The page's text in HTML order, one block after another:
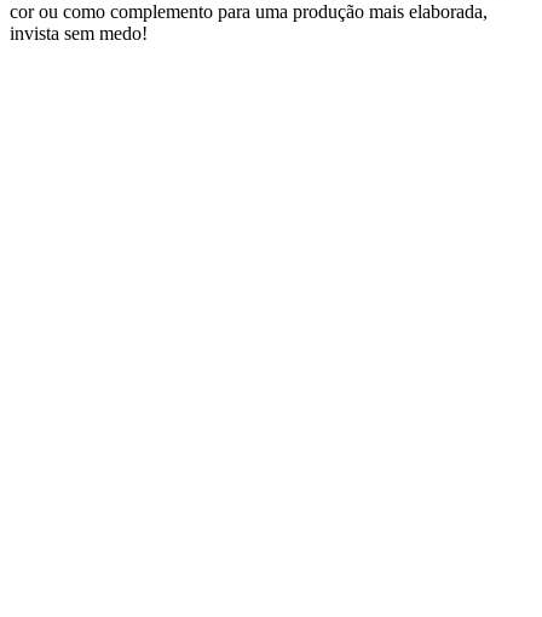
cor ou como complemento para uma produção mais elaborada,
invista sem medo!